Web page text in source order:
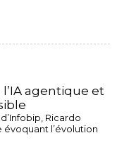
l’IA agentique et
Ricardo
l’évolution